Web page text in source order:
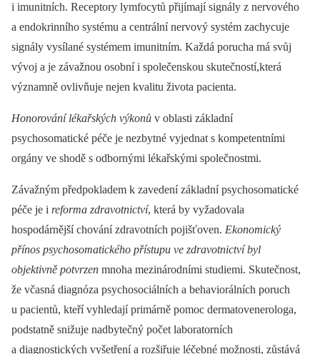
i imunitních. Receptory lymfocytů přijímají signály z nervového
a endokrinního systému a centrální nervový systém zachycuje
signály vysílané systémem imunitním. Každá porucha má svůj
vývoj a je závažnou osobní i společenskou skutečností,která
významně ovlivňuje nejen kvalitu života pacienta.
Honorování lékařských výkonů v oblasti základní
psychosomatické péče je nezbytné vyjednat s kompetentními
orgány ve shodě s odbornými lékařskými společnostmi.
Závažným předpokladem k zavedení základní psychosomatické
péče je i reforma zdravotnictví, která by vyžadovala
hospodárnější chování zdravotních pojišťoven. Ekonomický
přínos psychosomatického přístupu ve zdravotnictví byl
objektivně potvrzen mnoha mezinárodními studiemi. Skutečnost,
že včasná diagnóza psychosociálních a behaviorálních poruch
u pacientů, kteří vyhledají primárně pomoc dermatovenerologa,
podstatně snižuje nadbytečný počet laboratorních
a diagnostických vyšetření a rozšiřuje léčebné možnosti, zůstává